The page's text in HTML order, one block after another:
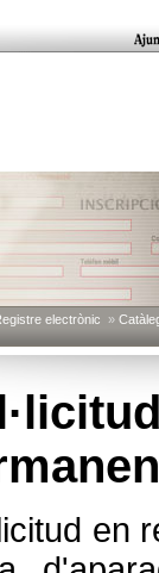
electrònic »
en